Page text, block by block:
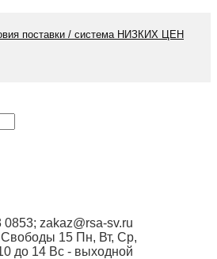
поставки / система НИЗКИХ ЦЕН
zakaz@rsa-sv.ru
15 Пн, Вт, Ср,
до 14 Вс - выходной